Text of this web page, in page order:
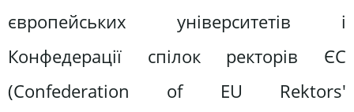
європейських університетів і
Конфедерації спілок ректорів ЄС
(Confederation of EU Rektors'